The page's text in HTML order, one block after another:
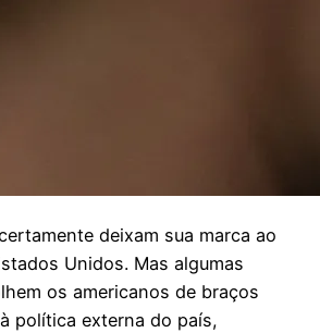
deixam sua marca ao
Unidos. Mas algumas
os americanos de braços
política externa do país,